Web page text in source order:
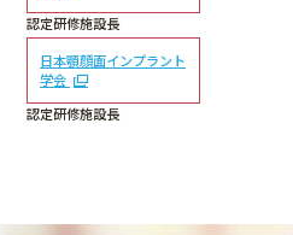
認定研修施設長
日本顎顔面インプラント
学会
認定研修施設長